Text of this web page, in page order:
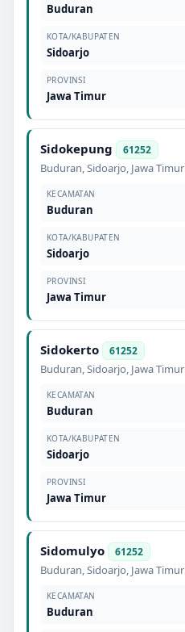
Buduran
KOTA/KABUPATEN
Sidoarjo
PROVINSI
Jawa Timur
Sidokepung 61252
Buduran,Sidoarjo, Jawa Timur
KECAMATAN
Buduran
KOTA/KABUPATEN
Sidoarjo
PROVINSI
Jawa Timur
Sidokerto 61252
Buduran,Sidoarjo, Jawa Timur
KECAMATAN
Buduran
KOTA/KABUPATEN
Sidoarjo
PROVINSI
Jawa Timur
Sidomulyo 61252
Buduran,Sidoarjo, Jawa Timur
KECAMATAN
Buduran